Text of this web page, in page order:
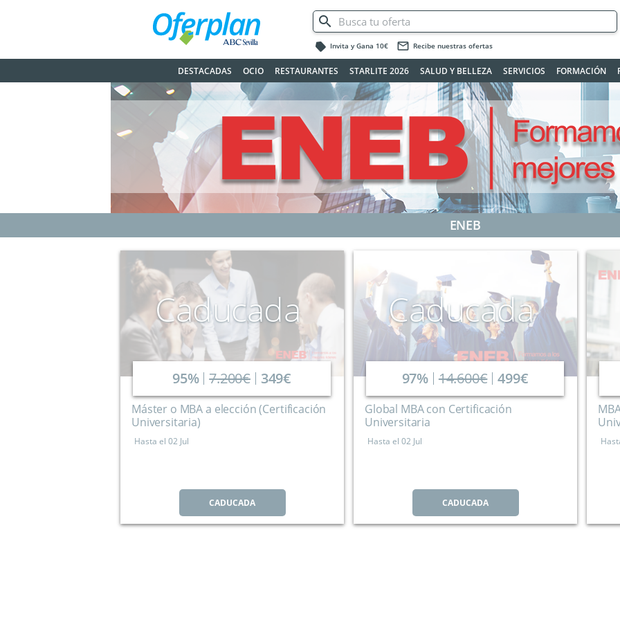
label Invita y Gana 10€ mail_outline Recibe nuestras ofertas
DESTACADAS OCIO RESTAURANTES STARLITE 2026 SALUD Y BELLEZA SERVICIOS FORMACIÓN
ENEB
Caducada
95% 7.200€ 349€
Máster o MBA a elección (Certificación
Universitaria)
Hasta el 02 Jul
CADUCADA
Caducada
97% 14.600€ 499€
Global MBA con Certificación
Universitaria
Hasta el 02 Jul
CADUCADA